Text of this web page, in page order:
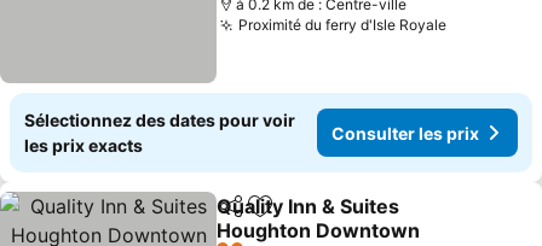
à 0.2 km de : Centre-ville
Proximité du ferry d'Isle Royale
Sélectionnez des dates pour voir
les prix exacts
Consulter les prix
PartagerAjouter à mes favoris
Quality Inn & Suites
Houghton Downtown